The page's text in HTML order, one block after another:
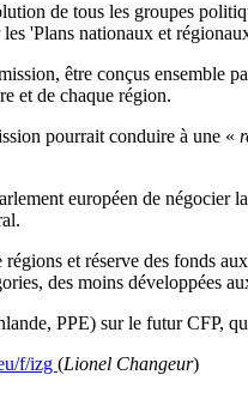
de tous les groupes
'Plans nationaux et
être conçus ensemble
et de chaque région.
pourrait conduire à une «
européen de
et réserve des fonds
des moins développées
PPE) sur le futur CFP,
f/izg (Lionel Changeur)